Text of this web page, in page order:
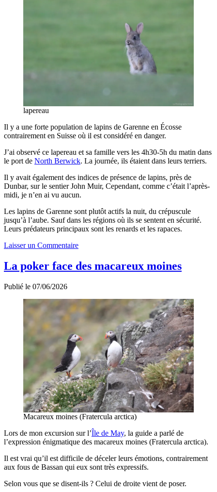
lapereau
Il y a une forte population de lapins de Garenne en Écosse
contrairement en Suisse où il est considéré en danger.
J’ai observé ce lapereau et sa famille vers les 4h30-5h du matin dans
le port de North Berwick. La journée, ils étaient dans leurs terriers.
Il y avait également des indices de présence de lapins, près de
Dunbar, sur le sentier John Muir, Cependant, comme c’était l’après-
midi, je n’en ai vu aucun.
Les lapins de Garenne sont plutôt actifs la nuit, du crépuscule
jusqu’à l’aube. Sauf dans les régions où ils se sentent en sécurité.
Leurs prédateurs principaux sont les renards et les rapaces.
Laisser un Commentaire
La poker face des macareux moines
Publié le 07/06/2026
Macareux moines (Fratercula arctica)
Lors de mon excursion sur l’Île de May, la guide a parlé de
l’expression énigmatique des macareux moines (Fratercula arctica).
Il est vrai qu’il est difficile de déceler leurs émotions, contrairement
aux fous de Bassan qui eux sont très expressifs.
Selon vous que se disent-ils ? Celui de droite vient de poser.